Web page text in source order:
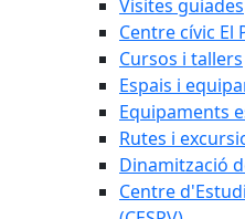
Visites guiades
Centre cívic El
Cursos i tallers
Espais i
Equipaments
Rutes i
Dinamització
Centre